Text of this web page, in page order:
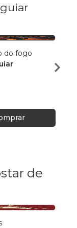
do fogo
R$
de